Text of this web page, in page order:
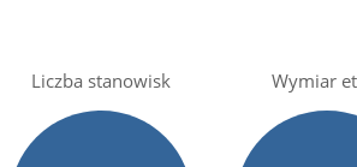
Liczba stanowisk Wymiar